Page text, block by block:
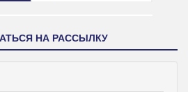
НА РАССЫЛКУ